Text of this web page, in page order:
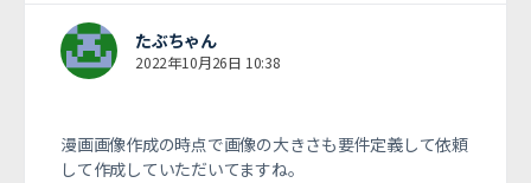
たぶちゃん
2022年10月26日 10:38
漫画画像作成の時点で画像の大きさも要件定義して依頼
して作成していただいてますね。